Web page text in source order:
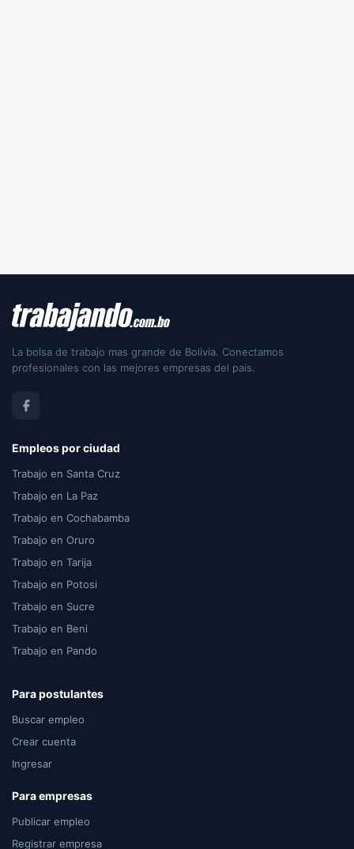
La bolsa de trabajo mas grande de Bolivia. Conectamos
profesionales con las mejores empresas del pais.
Empleos por ciudad
Trabajo en Santa Cruz
Trabajo en La Paz
Trabajo en Cochabamba
Trabajo en Oruro
Trabajo en Tarija
Trabajo en Potosi
Trabajo en Sucre
Trabajo en Beni
Trabajo en Pando
Para postulantes
Buscar empleo
Crear cuenta
Ingresar
Para empresas
Publicar empleo
Registrar empresa